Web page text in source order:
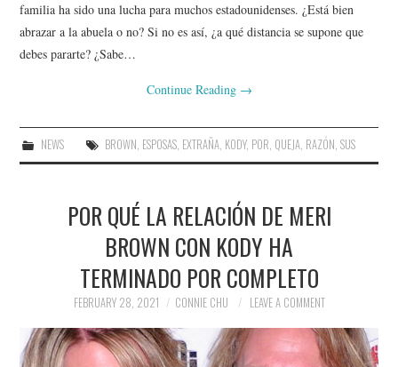
familia ha sido una lucha para muchos estadounidenses. ¿Está bien
abrazar a la abuela o no? Si no es así, ¿a qué distancia se supone que
debes pararte? ¿Sabe…
Continue Reading →
NEWS BROWN, ESPOSAS, EXTRAÑA, KODY, POR, QUEJA, RAZÓN, SUS
POR QUÉ LA RELACIÓN DE MERI
BROWN CON KODY HA
TERMINADO POR COMPLETO
FEBRUARY 28, 2021 CONNIE CHU LEAVE A COMMENT